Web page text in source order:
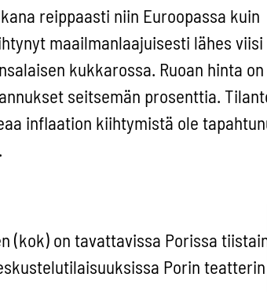
reippaasti niin Euroopassa kuin
maailmanlaajuisesti lähes viisi
kukkarossa. Ruoan hinta on
seitsemän prosenttia.
inflaation kiihtymistä ole
on tavattavissa Porissa
Porin teatterin